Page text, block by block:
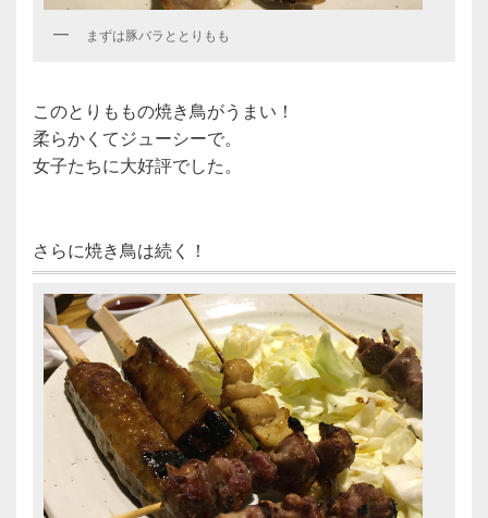
まずは豚バラととりもも
このとりももの焼き鳥がうまい！
柔らかくてジューシーで。
女子たちに大好評でした。
さらに焼き鳥は続く！